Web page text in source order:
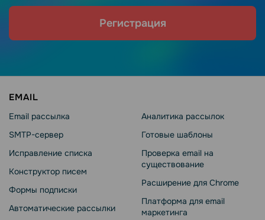
Регистрация
EMAIL
Email рассылка
SMTP-сервер
Исправление списка
Конструктор писем
Формы подписки
Автоматические рассылки
Аналитика рассылок
Готовые шаблоны
Проверка email на
существование
Расширение для Chrome
Платформа для email
маркетинга